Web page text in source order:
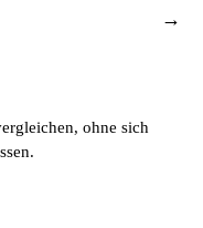
→
ohne sich